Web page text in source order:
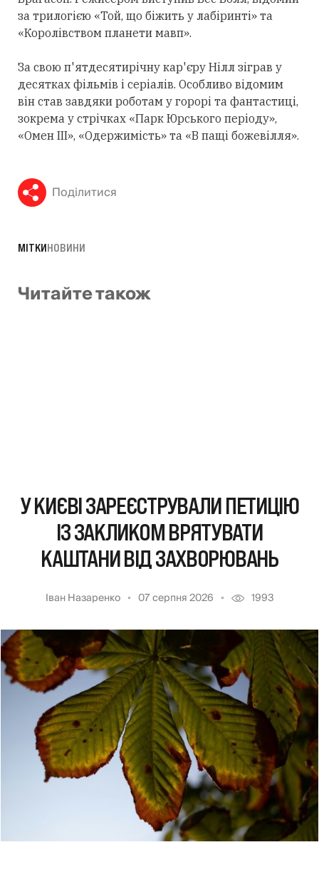
за трилогією «Той, що біжить у лабіринті» та
«Королівством планети мавп».
За свою п'ятдесятирічну кар'єру Нілл зіграв у
десятках фільмів і серіалів. Особливо відомим
він став завдяки роботам у горорі та фантастиці,
зокрема у стрічках «Парк Юрського періоду»,
«Омен III», «Одержимість» та «В пащі божевілля».
Поділитися
МІТКИНОВИНИ
Читайте також
У КИЄВІ ЗАРЕЄСТРУВАЛИ ПЕТИЦІЮ
ІЗ ЗАКЛИКОМ ВРЯТУВАТИ
КАШТАНИ ВІД ЗАХВОРЮВАНЬ
Іван Назаренко 07 серпня 2026 1993